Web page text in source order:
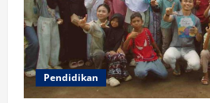
Pendidikan